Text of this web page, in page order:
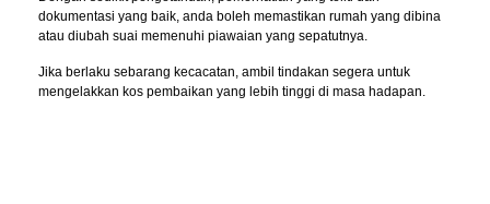
dokumentasi yang baik, anda boleh memastikan rumah yang dibina
atau diubah suai memenuhi piawaian yang sepatutnya.
Jika berlaku sebarang kecacatan, ambil tindakan segera untuk
mengelakkan kos pembaikan yang lebih tinggi di masa hadapan.